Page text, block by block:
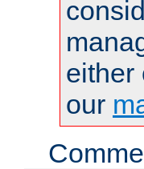
either
our